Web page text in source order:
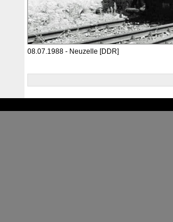
08.07.1988 - Neuzelle [DDR]